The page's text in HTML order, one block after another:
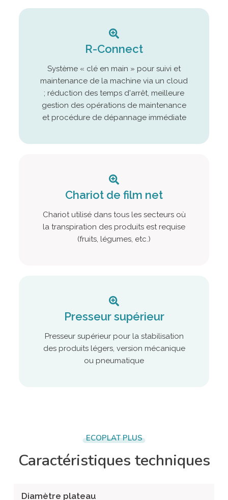
R-Connect
Système « clé en main » pour suivi et
maintenance de la machine via un cloud
; réduction des temps d'arrêt, meilleure
gestion des opérations de maintenance
et procédure de dépannage immédiate
Chariot de film net
Chariot utilisé dans tous les secteurs où
la transpiration des produits est requise
(fruits, légumes, etc.)
Presseur supérieur
Presseur supérieur pour la stabilisation
des produits légers, version mécanique
ou pneumatique
ECOPLAT PLUS
Caractéristiques techniques
Diamètre plateau